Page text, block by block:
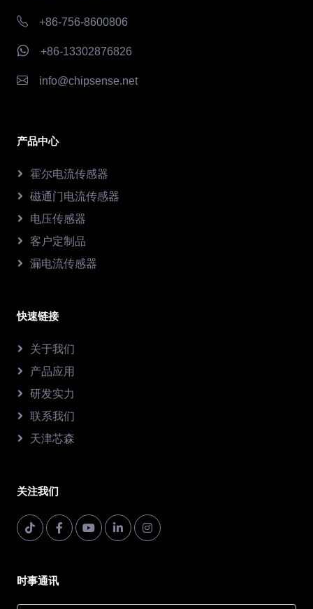
+86-756-8600806
+86-13302876826
info@chipsense.net
产品中心
霍尔电流传感器
磁通门电流传感器
电压传感器
客户定制品
漏电流传感器
快速链接
关于我们
产品应用
研发实力
联系我们
天津芯森
关注我们
时事通讯